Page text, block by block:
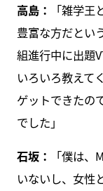
高島：
「雑学
豊富な方だとい
組進行中に出題
いろいろ教えて
ゲットできたの
でした」
石坂：
「僕は
いないし、女性